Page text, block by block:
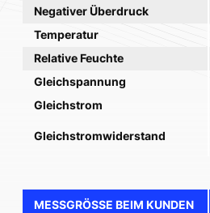
Negativer Überdruck
Temperatur
Relative Feuchte
Gleichspannung
Gleichstrom
Gleichstromwiderstand
MESSGRÖSSE BEIM KUNDEN